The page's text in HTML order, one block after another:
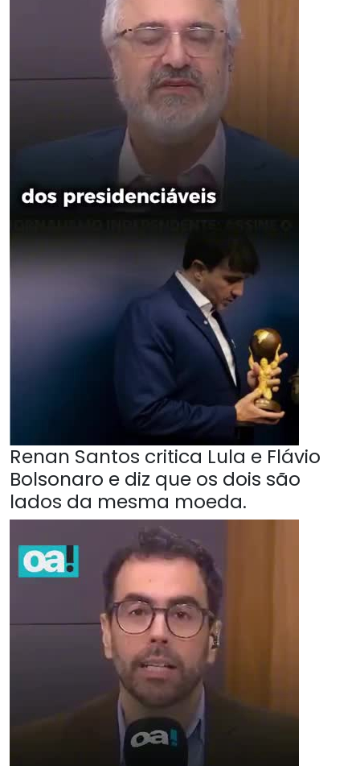
Renan Santos critica Lula e Flávio
Bolsonaro e diz que os dois são
lados da mesma moeda.